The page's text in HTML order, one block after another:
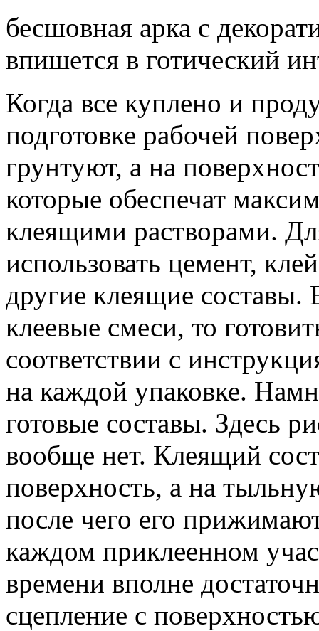
бесшовная арка с
впишется в готический
Когда все куплено и
подготовке рабочей
грунтуют, а на
которые обеспечат
клеящими растворами.
использовать цемент,
другие клеящие составы.
клеевые смеси, то
соответствии с
на каждой упаковке.
готовые составы. Здесь
вообще нет. Клеящий
поверхность, а на
после чего его
каждом приклеенном
времени вполне
сцепление с